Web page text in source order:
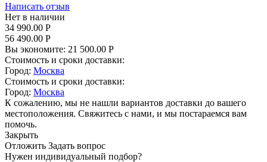
Написать отзыв
Нет в наличии
34 990.00 Р
56 490.00 Р
Вы экономите: 21 500.00 Р
Стоимость и сроки доставки:
Город: Москва
Стоимость и сроки доставки:
Город: Москва
К сожалению, мы не нашли вариантов доставки до вашего
местоположения. Свяжитесь с нами, и мы постараемся вам
помочь.
Закрыть
Отложить Задать вопрос
Нужен индивидуальный подбор?